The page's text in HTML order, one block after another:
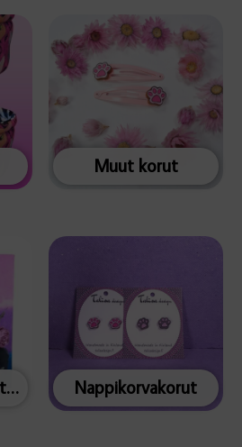
Muut korut
Muut sisustustuotteet Nappikorvakorut